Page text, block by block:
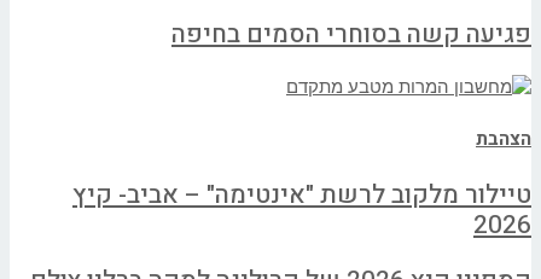
פגיעה קשה בסוחרי הסמים בחיפה
הצהבת
טיילור מלקוב לרשת "אינטימה" – אביב- קיץ
2026